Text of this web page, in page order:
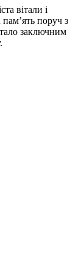
вітали і
поруч з
заключним